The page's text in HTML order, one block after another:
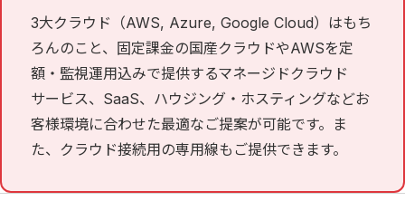
3大クラウド（AWS, Azure, Google Cloud）はもち
ろんのこと、固定課金の国産クラウドやAWSを定
額・監視運用込みで提供するマネージドクラウド
サービス、SaaS、ハウジング・ホスティングなどお
客様環境に合わせた最適なご提案が可能です。ま
た、クラウド接続用の専用線もご提供できます。